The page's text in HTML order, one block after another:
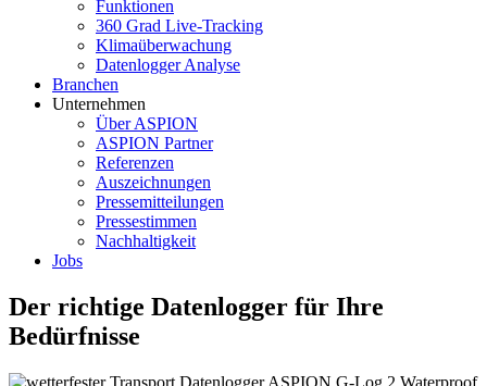
Funktionen
360 Grad Live-Tracking
Klimaüberwachung
Datenlogger Analyse
Branchen
Unternehmen
Über ASPION
ASPION Partner
Referenzen
Auszeichnungen
Pressemitteilungen
Pressestimmen
Nachhaltigkeit
Jobs
Der richtige Datenlogger für Ihre
Bedürfnisse